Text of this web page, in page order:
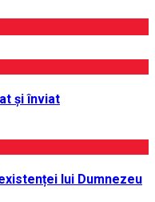
și înviat
lui Dumnezeu